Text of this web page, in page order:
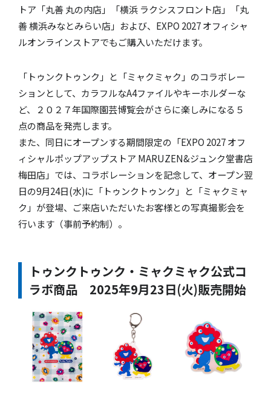
トア「丸善 丸の内店」「横浜 ラクシスフロント店」「丸
善 横浜みなとみらい店」および、EXPO 2027 オフィシャ
ルオンラインストアでもご購入いただけます。
「トゥンクトゥンク」と「ミャクミャク」のコラボレー
ションとして、カラフルなA4ファイルやキーホルダーな
ど、２０２７年国際園芸博覧会がさらに楽しみになる５
点の商品を発売します。
また、同日にオープンする期間限定の「EXPO 2027 オフ
ィシャルポップアップストア MARUZEN&ジュンク堂書店
梅田店」では、コラボレーションを記念して、オープン翌
日の9月24日(水)に「トゥンクトゥンク」と「ミャクミャ
ク」が登場、ご来店いただいたお客様との写真撮影会を
行います（事前予約制）。
トゥンクトゥンク・ミャクミャク公式コ
ラボ商品 2025年9月23日(火)販売開始